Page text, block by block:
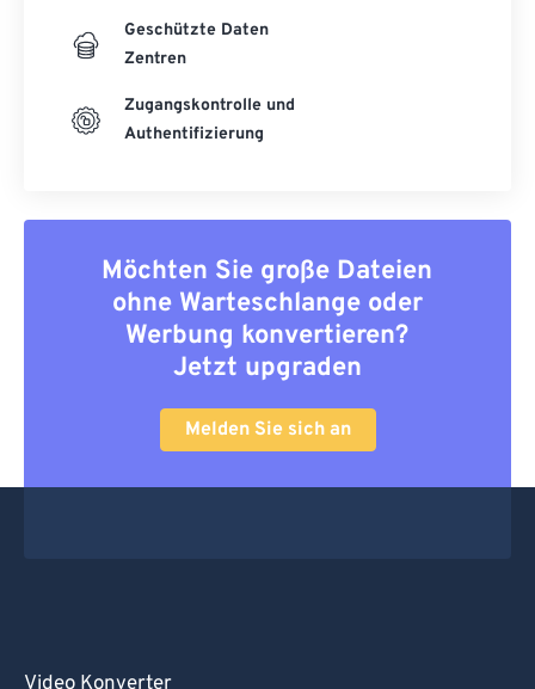
Geschützte Daten
Zentren
Zugangskontrolle und
Authentifizierung
Möchten Sie große Dateien
ohne Warteschlange oder
Werbung konvertieren?
Jetzt upgraden
Melden Sie sich an